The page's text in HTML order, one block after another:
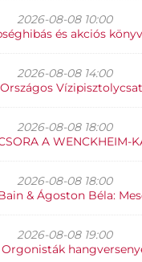
2026-08-08 10:00
és akciós
2026-08-08 14:00
Országos
2026-08-08 18:00
A WENCKHEIM-
2026-08-08 18:00
& Ágoston Béla:
2026-08-08 19:00
Orgonisták